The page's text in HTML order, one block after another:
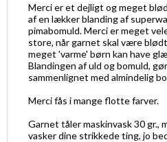
Merci er et dejligt og meget
af en lækker blanding af
pimabomuld. Merci er meget
store, når garnet skal være
meget 'varme' børn kan have
Blandingen af uld og bomuld,
sammenlignet med almindelig
Merci fås i mange flotte farver.
Garnet tåler maskinvask 30 gr.,
vasker dine strikkede ting, jo